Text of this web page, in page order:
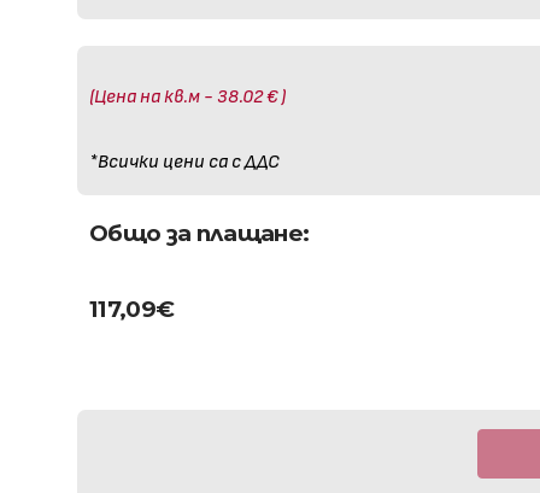
(Цена на кв.м - 38.02 € )
*Всички цени са с ДДС
Общо за плащане:
117,09€